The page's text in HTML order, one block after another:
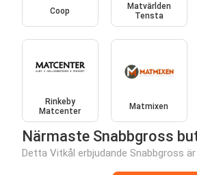
Coop
Matvärlden
Tensta
Rinkeby
Matcenter
Matmixen
Närmaste Snabbgross
Detta Vitkål erbjudande Snabbgross